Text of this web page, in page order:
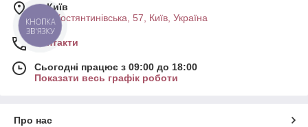
м. Київ
вул. Костянтинівська, 57, Київ, Україна
Контакти
Сьогодні працює з 09:00 до 18:00
Показати весь графік роботи
Про нас
КНОПКА
ЗВ'ЯЗКУ